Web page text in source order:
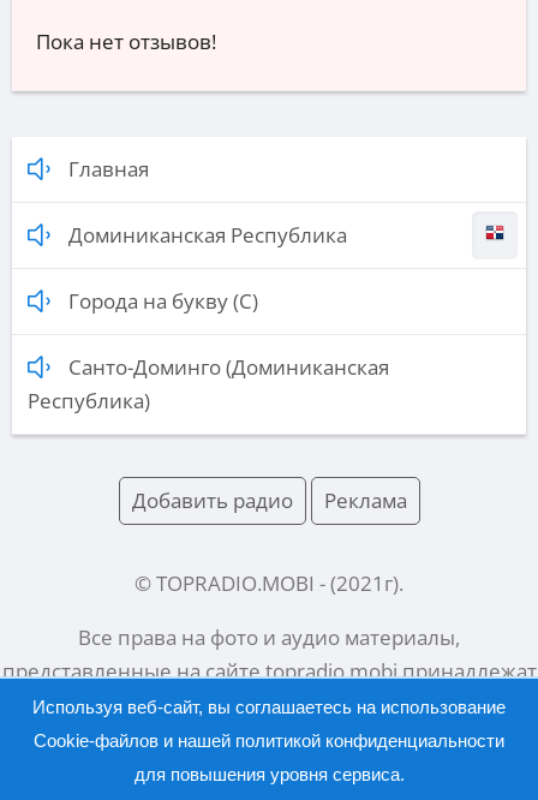
Пока нет отзывов!
Главная
Доминиканская Республика
Города на букву (С)
Санто-Доминго (Доминиканская
Республика)
Добавить радио Реклама
© TOPRADIO.MOBI - (2021 г).
Все права на фото и аудио материалы,
представленные на сайтеtopradio.mobiпринадлежат
их законным владельцам.
Используя веб-сайт, вы соглашаетесь на использование
Cookie-файлов и нашей политикой конфиденциальности
для повышения уровня сервиса.